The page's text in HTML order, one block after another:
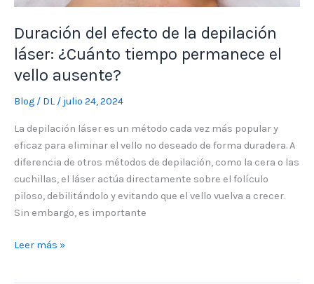
Duración del efecto de la depilación
láser: ¿Cuánto tiempo permanece el
vello ausente?
Blog / DL / julio 24, 2024
La depilación láser es un método cada vez más popular y
eficaz para eliminar el vello no deseado de forma duradera. A
diferencia de otros métodos de depilación, como la cera o las
cuchillas, el láser actúa directamente sobre el folículo
piloso, debilitándolo y evitando que el vello vuelva a crecer.
Sin embargo, es importante
vello
ausente?
Leer más »